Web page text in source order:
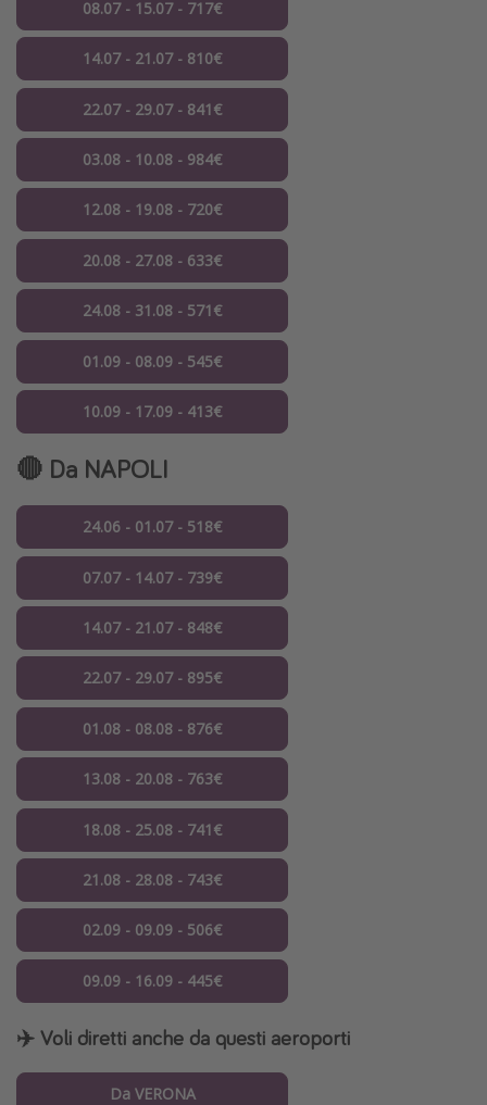
08.07 - 15.07 - 717€
14.07 - 21.07 - 810€
22.07 - 29.07 - 841€
03.08 - 10.08 - 984€
12.08 - 19.08 - 720€
20.08 - 27.08 - 633€
24.08 - 31.08 - 571€
01.09 - 08.09 - 545€
10.09 - 17.09 - 413€
🔴 Da NAPOLI
24.06 - 01.07 - 518€
07.07 - 14.07 - 739€
14.07 - 21.07 - 848€
22.07 - 29.07 - 895€
01.08 - 08.08 - 876€
13.08 - 20.08 - 763€
18.08 - 25.08 - 741€
21.08 - 28.08 - 743€
02.09 - 09.09 - 506€
09.09 - 16.09 - 445€
✈️ Voli diretti anche da questi aeroporti
Da VERONA